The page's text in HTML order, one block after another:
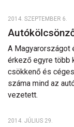
2014. SZEPTEMBER 6.
A Magyarországot
érkező egyre több
csökkenő és
száma mind az
vezetett.
2014. JÚLIUS 29.